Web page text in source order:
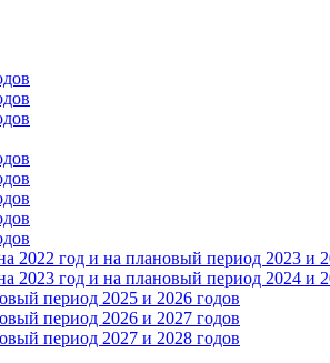
год и на плановый период 2023 и
год и на плановый период 2024 и
период 2025 и 2026 годов
период 2026 и 2027 годов
период 2027 и 2028 годов